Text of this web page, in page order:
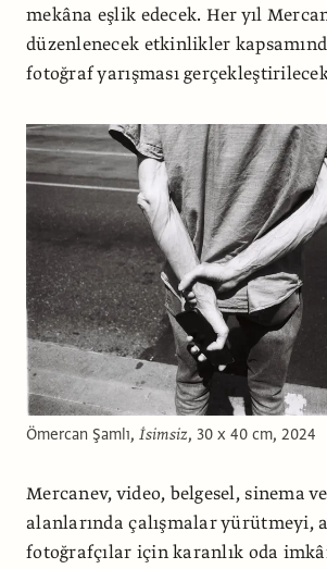
mekâna eşlik edecek. Her yıl
düzenlenecek etkinlikler
fotoğraf yarışması
Ömercan Şamlı, İsimsiz, 30 x 40 cm, 2024
Mercanev, video, belgesel, sinema
alanlarında çalışmalar yürütmeyi,
fotoğrafçılar için karanlık oda